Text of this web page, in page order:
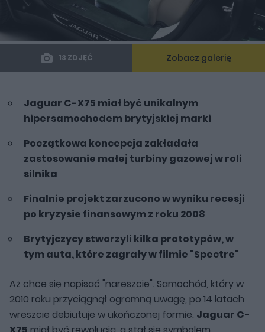
13 ZDJĘĆ Zobacz galerię
Jaguar C-X75 miał być unikalnym
hipersamochodem brytyjskiej marki
Początkowa koncepcja zakładała
zastosowanie małej turbiny gazowej w roli
silnika
Finalnie projekt zarzucono w wyniku recesji
po kryzysie finansowym z roku 2008
Brytyjczycy stworzyli kilka prototypów, w
tym auta, które zagrały w filmie "Spectre"
Aż chce się napisać "nareszcie". Samochód, który w
2010 roku przyciągnął ogromną uwagę, po 14 latach
wreszcie debiutuje w ukończonej formie. Jaguar C-